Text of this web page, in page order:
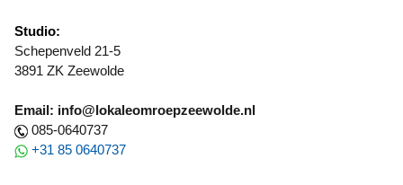
Studio:
Schepenveld 21-5
3891 ZK Zeewolde
Email: info@lokaleomroepzeewolde.nl
085-0640737
+31 85 0640737